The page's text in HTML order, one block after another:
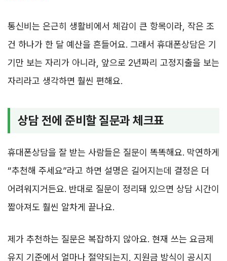
통신비는 은근히 생활비에서 체감이 큰 항목이라, 작은 조
건 하나가 한 달 예산을 흔들어요. 그래서 휴대폰상담은 기
기만 보는 자리가 아니라, 앞으로 2년짜리 고정지출을 보는
자리라고 생각하면 훨씬 편해요.
상담 전에 준비할 질문과 체크표
휴대폰상담을 잘 받는 사람들은 질문이 똑똑해요. 막연하게
“추천해 주세요”라고 하면 설명은 길어지는데 결정은 더
어려워지거든요. 반대로 질문이 정리돼 있으면 상담 시간이
짧아져도 훨씬 알차게 끝나요.
제가 추천하는 질문은 복잡하지 않아요. 현재 쓰는 요금제
유지 기준에서 얼마나 절약되는지, 지원금 방식이 공시지